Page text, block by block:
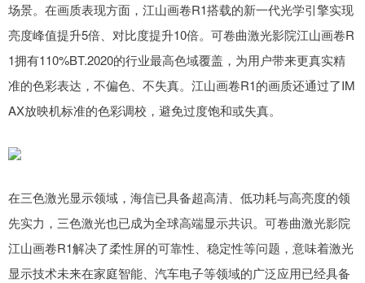
场景。在画质表现方面，江山画卷R1搭载的新一代光学引擎实现
亮度峰值提升5倍、对比度提升10倍。可卷曲激光影院江山画卷R
1拥有110%BT.2020的行业最高色域覆盖，为用户带来更真实精
准的色彩表达，不偏色、不失真。江山画卷R1的画质还通过了IM
AX放映机标准的色彩调校，避免过度饱和或失真。
在三色激光显示领域，海信已具备超高清、低功耗与高亮度的领
先实力，三色激光也已成为全球高端显示共识。可卷曲激光影院
江山画卷R1解决了柔性屏的可靠性、稳定性等问题，意味着激光
显示技术未来在家庭智能、汽车电子等领域的广泛应用已经具备